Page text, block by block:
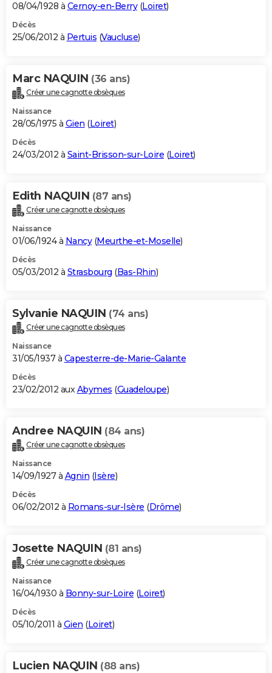
08/04/1928 à Cernoy-en-Berry(Loiret)
Décès
25/06/2012 à Pertuis (Vaucluse)
Marc NAQUIN (36 ans)
Créer une cagnotte obsèques
Naissance
28/05/1975 à Gien (Loiret)
Décès
24/03/2012 à Saint-Brisson-sur-Loire (Loiret)
Edith NAQUIN (87 ans)
Créer une cagnotte obsèques
Naissance
01/06/1924 à Nancy(Meurthe-et-Moselle)
Décès
05/03/2012 à Strasbourg (Bas-Rhin)
Sylvanie NAQUIN (74 ans)
Créer une cagnotte obsèques
Naissance
31/05/1937 à Capesterre-de-Marie-Galante
Décès
23/02/2012 auxAbymes (Guadeloupe)
Andree NAQUIN (84 ans)
Créer une cagnotte obsèques
Naissance
14/09/1927 à Agnin (Isère)
Décès
06/02/2012 à Romans-sur-Isère (Drôme)
Josette NAQUIN (81 ans)
Créer une cagnotte obsèques
Naissance
16/04/1930 à Bonny-sur-Loire (Loiret)
Décès
05/10/2011 à Gien (Loiret)
Lucien NAQUIN (88 ans)